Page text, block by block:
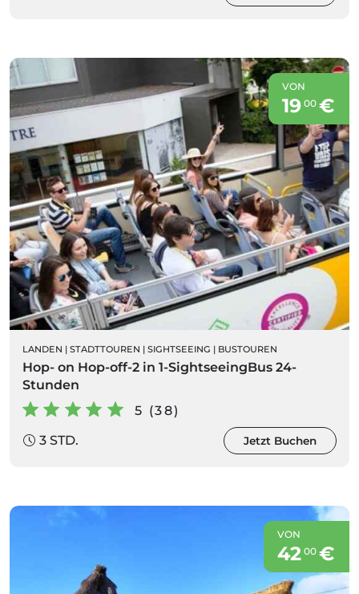
VON
19 00€
LANDEN | STADTTOUREN | SIGHTSEEING | BUSTOUREN
Hop- on Hop-off-2 in 1-SightseeingBus 24-
Stunden
5 (38)
3 STD.
Jetzt Buchen
VON
42 00€